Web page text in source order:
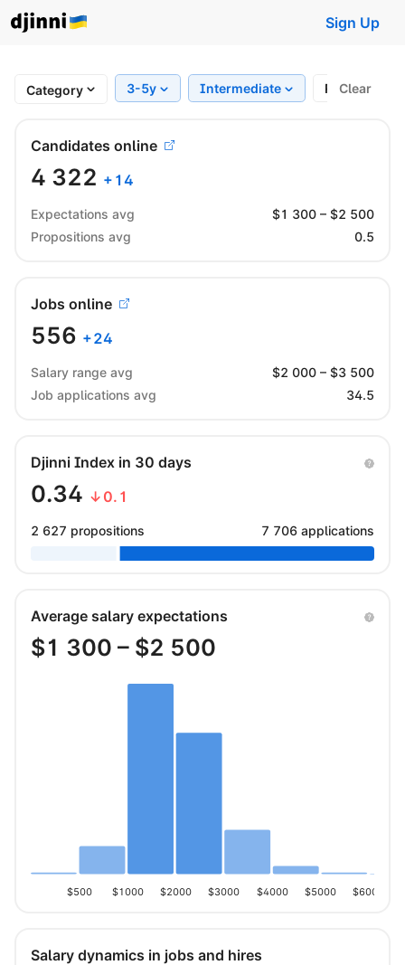
Sign Up
Category 3-5y Intermediate Region
Clear
Candidates online
4 322 + 14
Expectations avg $1 300 – $2 500
Propositions avg
0.5
Jobs online
556 +24
Salary range avg $2 000 – $3 500
Job applications avg
34.5
Djinni Index in 30 days
0.34 ↓0.1
2 627 propositions 7 706 applications
Average salary expectations
$1 300 – $2 500
$500 $1000 $2000 $3000 $4000 $5000 $6000
Salary dynamics in jobs and hires